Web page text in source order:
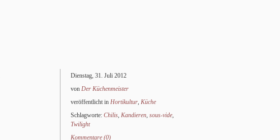
Dienstag, 31. Juli 2012
von Der Küchenmeister
veröffentlicht in Hortikultur, Küche
Schlagworte: Chilis, Kandieren, sous-vide,
Twilight
Kommentare (0)